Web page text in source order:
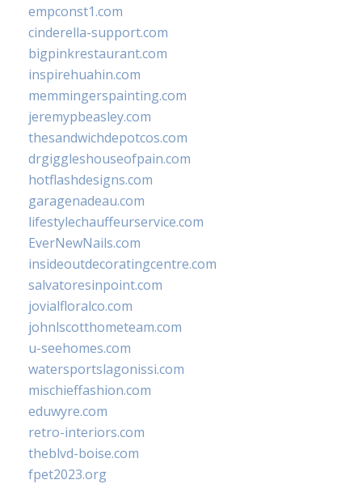
empconst1.com
cinderella-support.com
bigpinkrestaurant.com
inspirehuahin.com
memmingerspainting.com
jeremypbeasley.com
thesandwichdepotcos.com
drgiggleshouseofpain.com
hotflashdesigns.com
garagenadeau.com
lifestylechauffeurservice.com
EverNewNails.com
insideoutdecoratingcentre.com
salvatoresinpoint.com
jovialfloralco.com
johnlscotthometeam.com
u-seehomes.com
watersportslagonissi.com
mischieffashion.com
eduwyre.com
retro-interiors.com
theblvd-boise.com
fpet2023.org